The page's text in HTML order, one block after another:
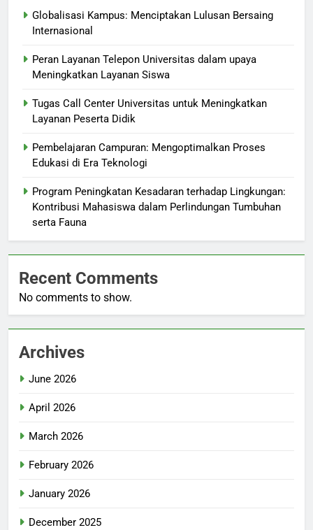
Globalisasi Kampus: Menciptakan Lulusan Bersaing
Internasional
Peran Layanan Telepon Universitas dalam upaya
Meningkatkan Layanan Siswa
Tugas Call Center Universitas untuk Meningkatkan
Layanan Peserta Didik
Pembelajaran Campuran: Mengoptimalkan Proses
Edukasi di Era Teknologi
Program Peningkatan Kesadaran terhadap Lingkungan:
Kontribusi Mahasiswa dalam Perlindungan Tumbuhan
serta Fauna
Recent Comments
No comments to show.
Archives
June 2026
April 2026
March 2026
February 2026
January 2026
December 2025